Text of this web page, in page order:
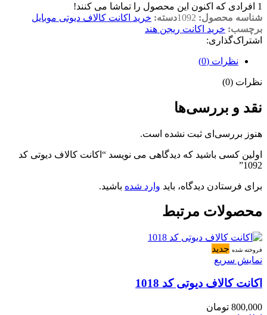
1 افرادی که اکنون این محصول را تماشا می کنند!
شناسه محصول: 1092دسته: خرید اکانت کالاف دیوتی موبایل
برچسب: خرید اکانت ریجن هند
اشتراک‌گذاری:
نظرات (0)
نظرات (0)
نقد و بررسی‌ها
هنوز بررسی‌ای ثبت نشده است.
اولین کسی باشید که دیدگاهی می نویسد “اکانت کالاف دیوتی کد
1092”
برای فرستادن دیدگاه، باید وارد شده باشید.
محصولات مرتبط
فروخته شده جدید
نمایش سریع
اکانت کالاف دیوتی کد 1018
800,000 تومان